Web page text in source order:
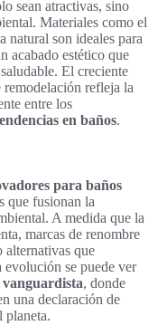
sean atractivas, sino
Materiales como el
natural son ideales para
acabado estético que
El creciente
remodelación refleja la
entre los
en baños.
para baños
que fusionan la
A medida que la
marcas de renombre
alternativas que
se puede ver
vanguardista, donde
una declaración de
planeta.